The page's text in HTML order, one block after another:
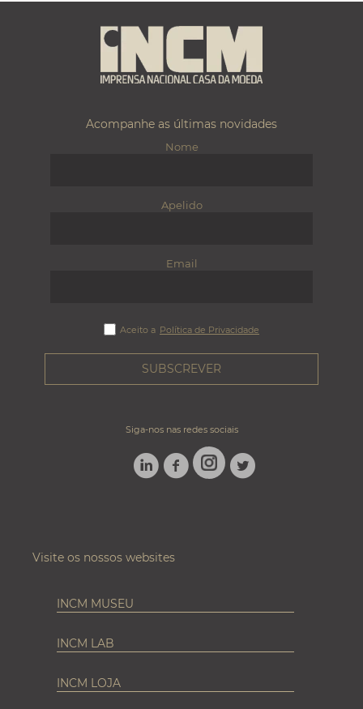
Acompanhe as últimas novidades
Nome
Apelido
Email
Aceito a Política de Privacidade
Siga-nos nas redes sociais
LINKEDINFACEBOOK
INSTAGRAM
TWITTER
Visite os nossos websites
INCM MUSEU
INCM LAB
INCM LOJA